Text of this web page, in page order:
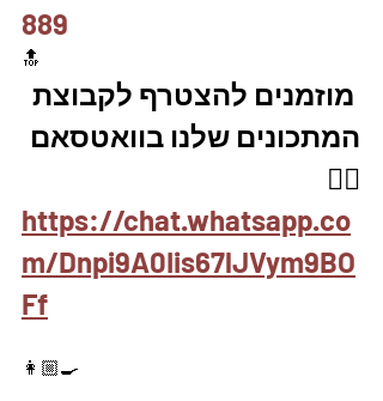
889
🔝
מוזמנים להצטרף לקבוצת
המתכונים שלנו בוואטסאם
👇🏼
https://chat.whatsapp.co
m/Dnpi9A0Iis67lJVym9BO
Ff
👩🏼‍🍳